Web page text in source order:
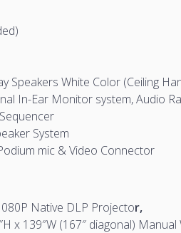
Speakers White Color (Ceiling
In-Ear Monitor system, Audio
System
mic & Video Connector
Native DLP Projector,
x 139″W (167″ diagonal)